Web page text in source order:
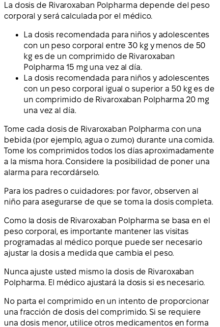
La dosis de Rivaroxaban Polpharma depende del peso
corporal y será calculada por el médico.
La dosis recomendada para niños y adolescentes
con un peso corporal entre 30 kg y menos de 50
kg es de un comprimido de Rivaroxaban
Polpharma 15 mg una vez al día.
La dosis recomendada para niños y adolescentes
con un peso corporal igual o superior a 50 kg es de
un comprimido de Rivaroxaban Polpharma 20 mg
una vez al día.
Tome cada dosis de Rivaroxaban Polpharma con una
bebida (por ejemplo, agua o zumo) durante una comida.
Tome los comprimidos todos los días aproximadamente
a la misma hora. Considere la posibilidad de poner una
alarma para recordárselo.
Para los padres o cuidadores: por favor, observen al
niño para asegurarse de que se toma la dosis completa.
Como la dosis de Rivaroxaban Polpharma se basa en el
peso corporal, es importante mantener las visitas
programadas al médico porque puede ser necesario
ajustar la dosis a medida que cambia el peso.
Nunca ajuste usted mismo la dosis de Rivaroxaban
Polpharma. El médico ajustará la dosis si es necesario.
No parta el comprimido en un intento de proporcionar
una fracción de dosis del comprimido. Si se requiere
una dosis menor, utilice otros medicamentos en forma